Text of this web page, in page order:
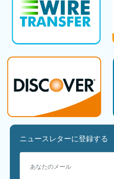
ニュースレターに登録する